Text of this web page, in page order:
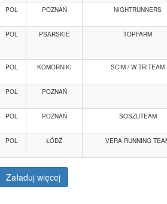
POL POZNAŃ NIGHTRUNNERS
POL PSARSKIE TOPFARM
POL KOMORNIKI SCIM / W TRITEAM
POL POZNAŃ
POL POZNAŃ SOSZUTEAM
POL ŁÓDŹ VERA RUNNING
Załaduj więcej